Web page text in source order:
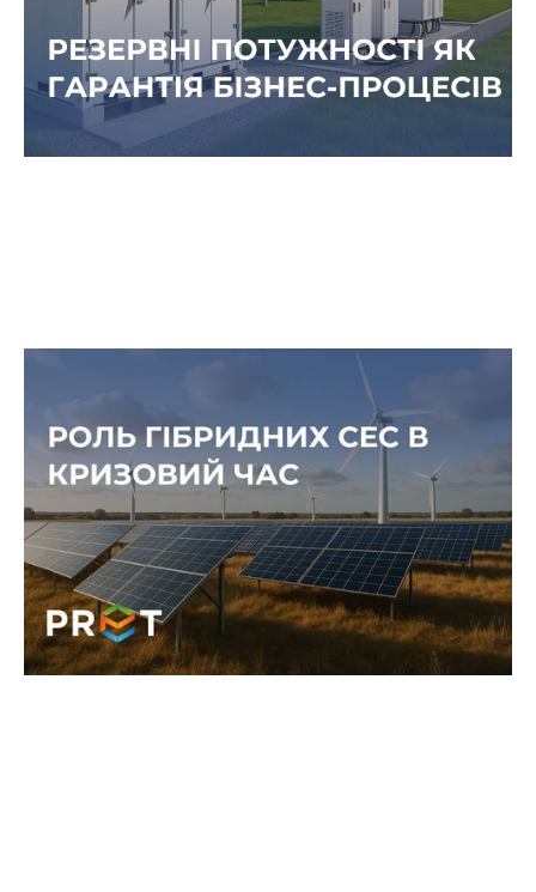
Сонце проти темряви: роль
гібридних СЕС у часи енергетичних
викликів
Перебої в електропостачанні, зростання
навантаження на мережі та потреба у
стабільних джерелах енергії показали, наскільки
важливою є енергонезалежність кожного
бізнесу.